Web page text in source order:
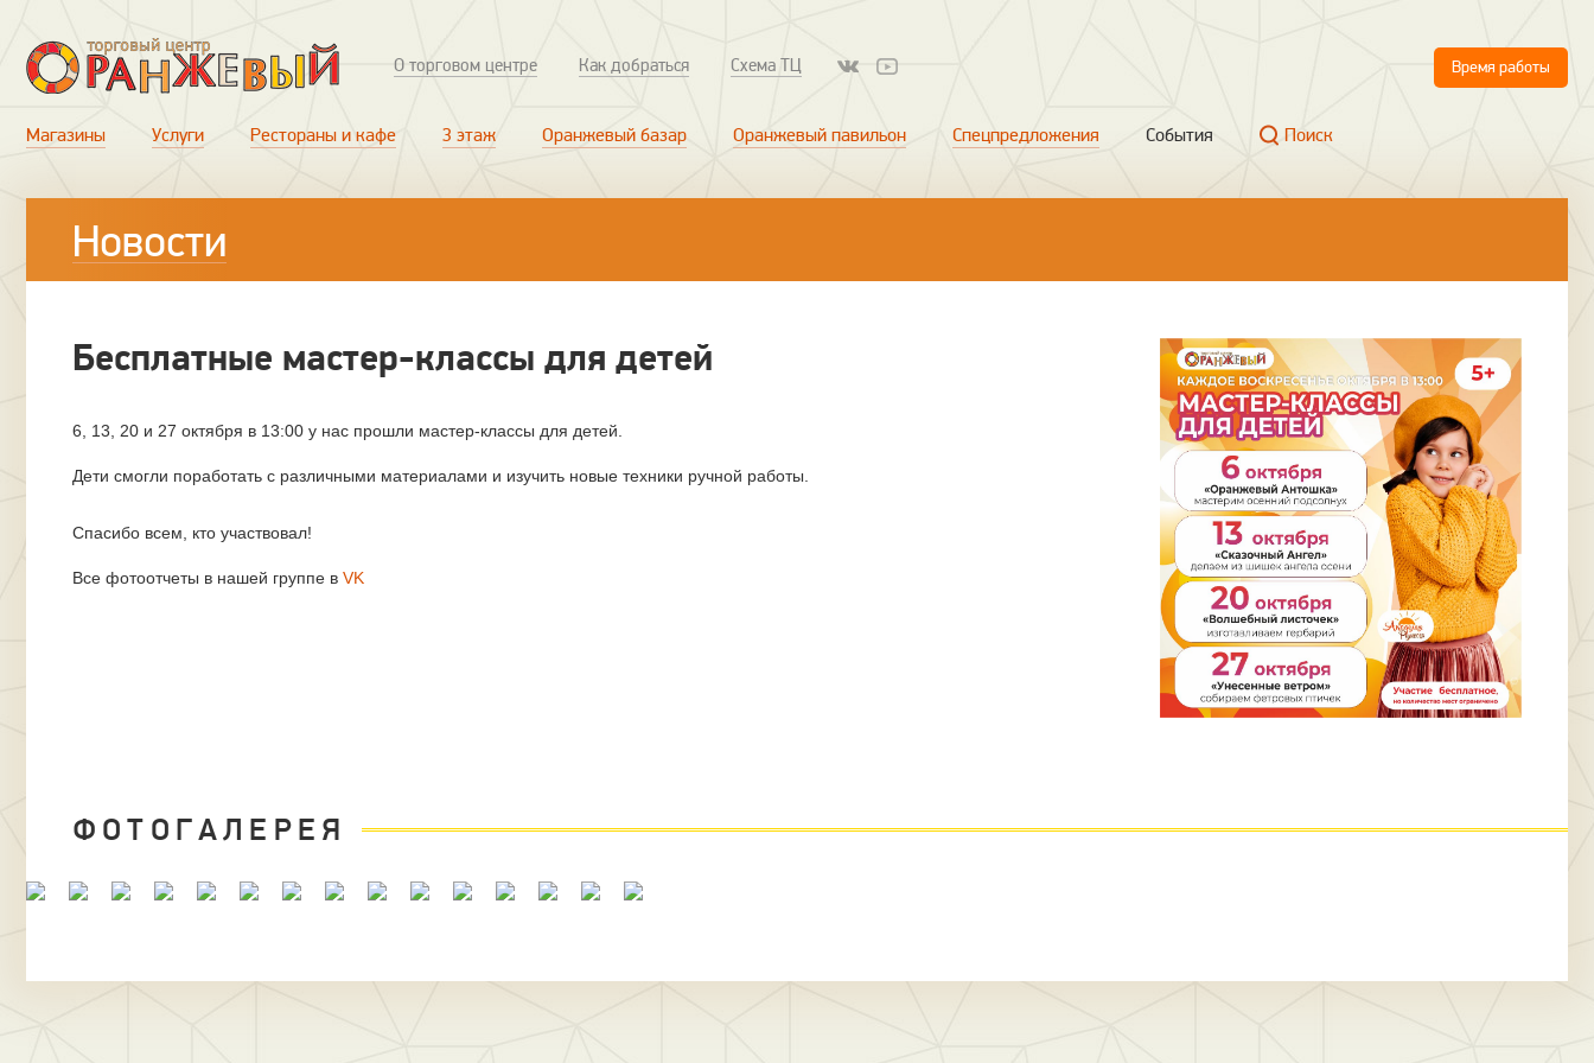
О торговом центре Как добраться Схема ТЦ Время работы
Магазины Услуги Рестораны и кафе 3 этаж Оранжевый базар Оранжевый павильон Спецпредложения События Поиск
Новости
Бесплатные мастер-классы для детей
6, 13, 20 и 27 октября в 13:00 у нас прошли мастер-классы для детей.
Дети смогли поработать с различными материалами и изучить новые техники ручной работы.
Спасибо всем, кто участвовал!
Все фотоотчеты в нашей группе в VK
ФОТОГАЛЕРЕЯ